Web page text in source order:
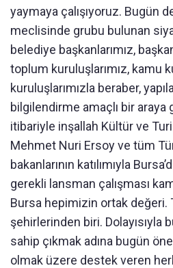
yaymaya çalışıyoruz. Bugün
meclisinde grubu bulunan
belediye başkanlarımız,
toplum kuruluşlarımız, kamu
kuruluşlarımızla beraber,
bilgilendirme amaçlı bir araya
itibariyle inşallah Kültür ve
Mehmet Nuri Ersoy ve tüm
bakanlarının katılımıyla
gerekli lansman çalışması
Bursa hepimizin ortak değeri.
şehirlerinden biri. Dolayısıyla
sahip çıkmak adına bugün
olmak üzere destek veren